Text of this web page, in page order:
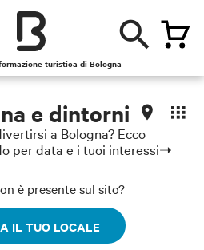
turistica di Bologna
e dintorni
a Bologna? Ecco
per data e i tuoi interessi➝
è presente sul sito?
IL TUO LOCALE